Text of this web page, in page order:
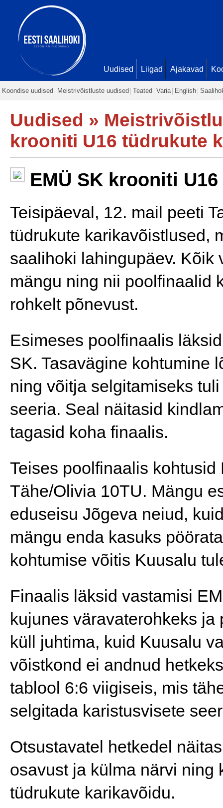
Uudised Liigad Ajakavad
Koondise uudised Meistrivõistluste uudised Teated Varia English
Uudised »
krooniti U16 tüdrukute
EMÜ SK krooniti
Teisipäeval, 12. mail peeti
tüdrukute karikavõistlused,
saalihoki lahingupäev. Kõik
mängu ning nii poolfinaalid
rohkelt põnevust.
Esimeses poolfinaalis
SK. Tasavägine kohtumine
ning võitja selgitamiseks
seeria. Seal näitasid
tagasid koha finaalis.
Teises poolfinaalis
Tähe/Olivia 10TU. Mängu
eduseisu Jõgeva neiud,
mängu enda kasuks
kohtumise võitis Kuusalu
Finaalis läksid vastamisi
kujunes väravaterohkeks
küll juhtima, kuid Kuusalu
võistkond ei andnud
tablool 6:6 viigiseis, mis
selgitada karistusvisete
Otsustavatel hetkedel
osavust ja külma närvi ning
tüdrukute karikavõidu.